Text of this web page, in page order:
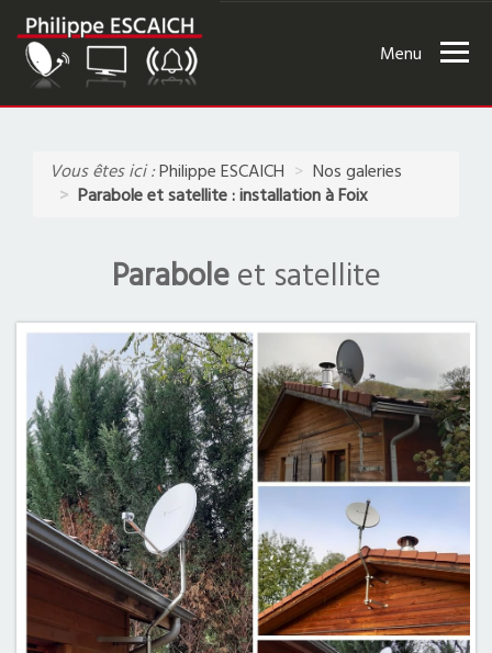
PRÉSENTATION
ANTENNES TV ET SATELLITE
TÉLÉVISION
ALARME ET VIDÉOSURVEILLANCE
PARTENAIRES
CONTACT
Vous êtes ici :Philippe ESCAICH
Nos galeries
Parabole et satellite : installation à Foix
Paraboleet satellite